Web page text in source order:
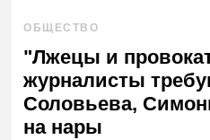
ОБЩЕСТВО
"Лжецы и
журналисты
Соловьева,
на нары